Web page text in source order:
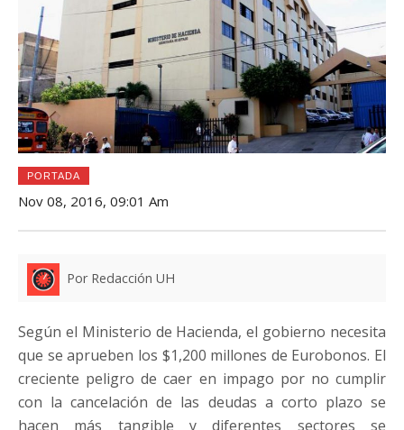
PORTADA
Nov 08, 2016, 09:01 Am
Por Redacción UH
Según el Ministerio de Hacienda, el gobierno necesita
que se aprueben los $1,200 millones de Eurobonos. El
creciente peligro de caer en impago por no cumplir
con la cancelación de las deudas a corto plazo se
hacen más tangible y diferentes sectores se